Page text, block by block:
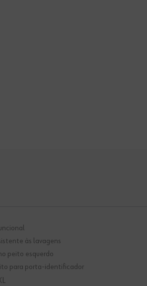
às lavagens
peito esquerdo
para porta-identificador